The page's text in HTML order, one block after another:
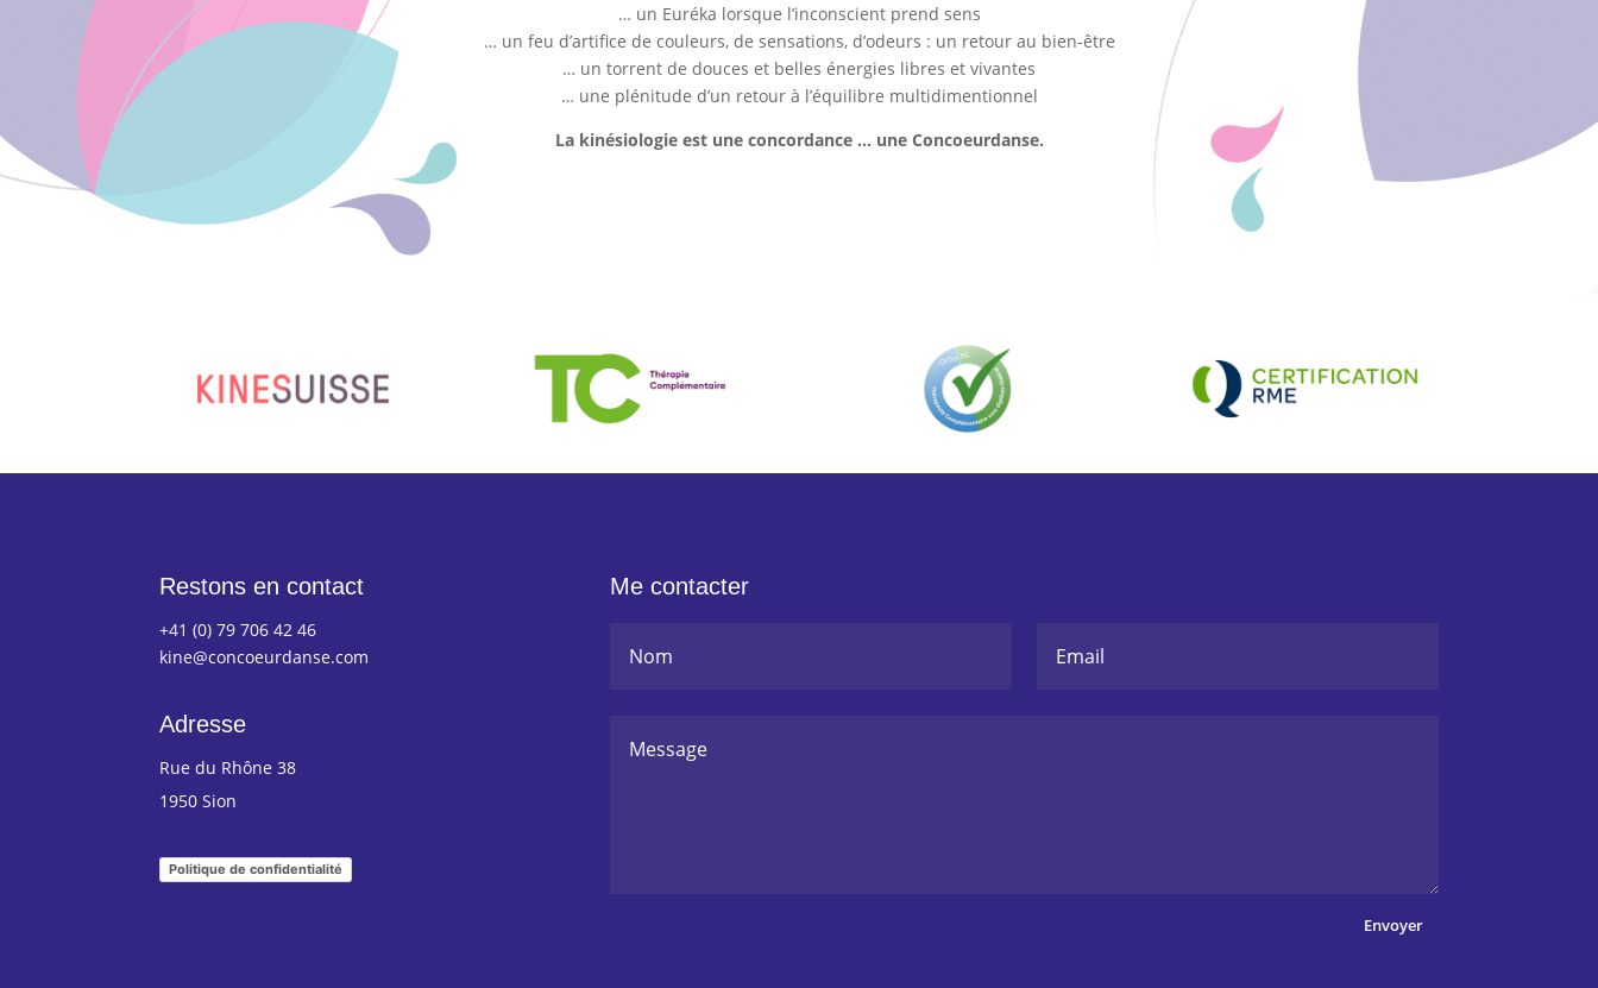
… un Euréka lorsque l’inconscient prend sens
… un feu d’artifice de couleurs, de sensations, d’odeurs : un retour au bien-être
… un torrent de douces et belles énergies libres et vivantes
… une plénitude d’un retour à l’équilibre multidimentionnel
La kinésiologie est une concordance … une Concoeurdanse.
Restons en contact
+41 (0) 79 706 42 46
kine@concoeurdanse.com
Adresse
Rue du Rhône 38
1950 Sion
Politique de confidentialité
Me contacter
Envoyer